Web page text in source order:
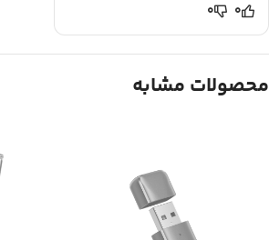
0
0
محصولات مشابه